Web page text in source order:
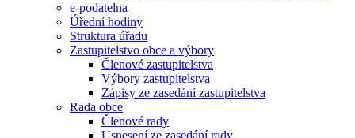
e-podatelna
Úřední hodiny
Struktura úřadu
Zastupitelstvo obce a výbory
Členové zastupitelstva
Výbory zastupitelstva
Zápisy ze zasedání zastupitelstva
Rada obce
Členové rady
Usnesení ze zasedání rady